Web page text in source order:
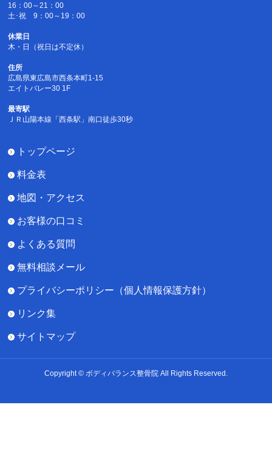
16：00～21：00
土･祝 9：00～19：00
休業日
木・日（祝日は不定休）
住所
広島県東広島市西条本町1-15
エイトバレー30 1F
最寄駅
ＪＲ山陽本線「西条駅」南口徒歩30秒
トップページ
料金表
地図・アクセス
お客様の口コミ
よくある質問
無料相談メール
プライバシーポリシー（個人情報保護方針）
リンク集
サイトマップ
Copyright © ボディバランス整骨院 All Rights Reserved.